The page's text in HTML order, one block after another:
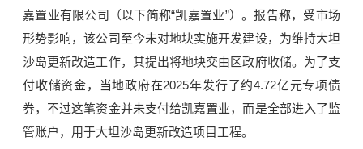
嘉置业有限公司（以下简称“凯嘉置业”）。报告称，受市场
形势影响，该公司至今未对地块实施开发建设，为维持大坦
沙岛更新改造工作，其提出将地块交由区政府收储。为了支
付收储资金，当地政府在2025年发行了约4.72亿元专项债
券，不过这笔资金并未支付给凯嘉置业，而是全部进入了监
管账户，用于大坦沙岛更新改造项目工程。